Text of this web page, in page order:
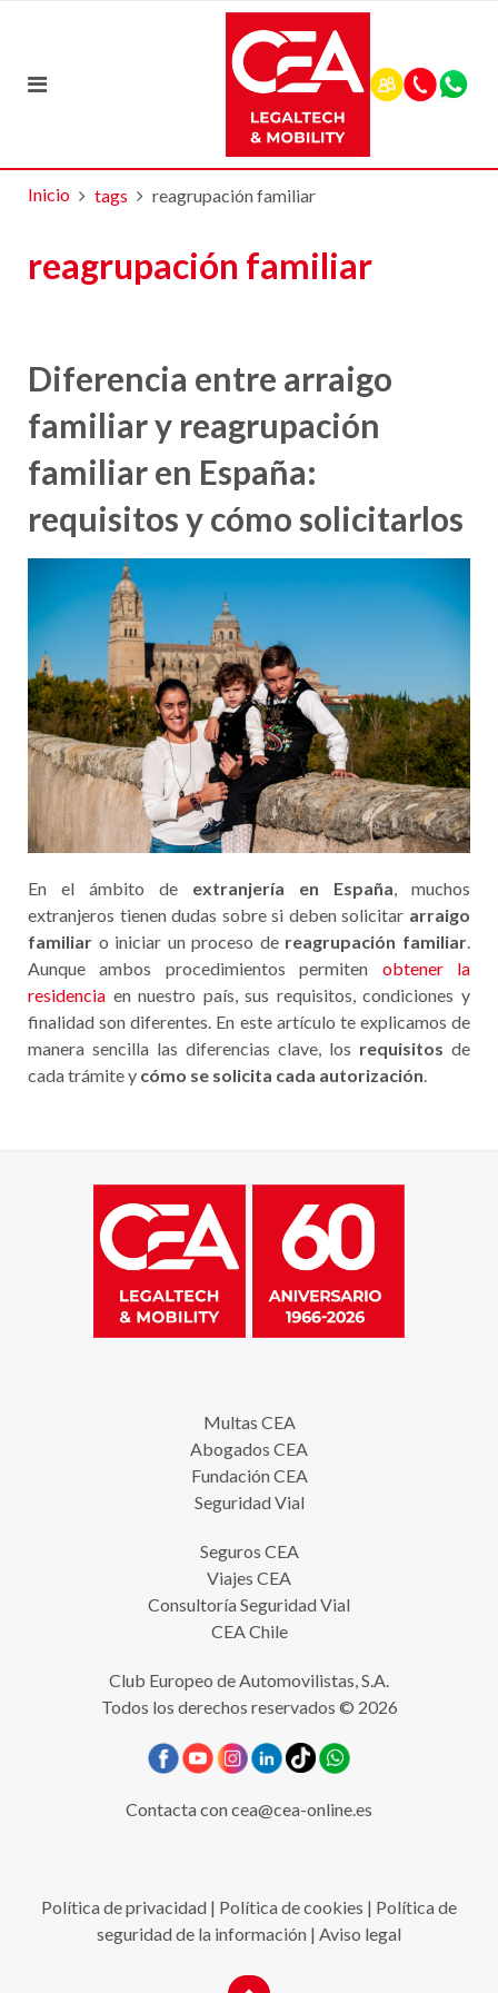
Inicio tags reagrupación familiar
reagrupación familiar
Diferencia entre arraigo
familiar y reagrupación
familiar en España:
requisitos y cómo solicitarlos
En el ámbito de extranjería en España, muchos
extranjeros tienen dudas sobre si deben solicitar arraigo
familiar o iniciar un proceso de reagrupación familiar.
Aunque ambos procedimientos permiten obtener la
residencia en nuestro país, sus requisitos, condiciones y
finalidad son diferentes. En este artículo te explicamos de
manera sencilla las diferencias clave, los requisitos de
cada trámite y cómo se solicita cada autorización.
Multas CEA
Abogados CEA
Fundación CEA
Seguridad Vial
Seguros CEA
Viajes CEA
Consultoría Seguridad Vial
CEA Chile
Club Europeo de Automovilistas, S.A.
Todos los derechos reservados © 2026
Contacta concea@cea-online.es
Política de privacidad | Política de cookies | Política de
seguridad de la información | Aviso legal